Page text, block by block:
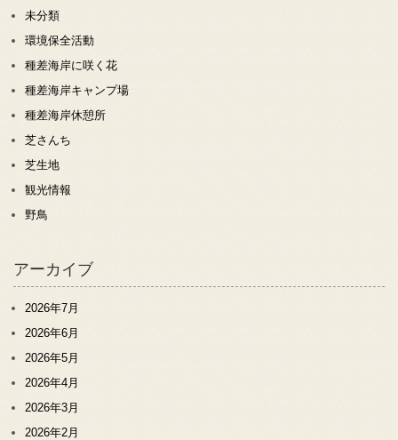
未分類
環境保全活動
種差海岸に咲く花
種差海岸キャンプ場
種差海岸休憩所
芝さんち
芝生地
観光情報
野鳥
アーカイブ
2026年7月
2026年6月
2026年5月
2026年4月
2026年3月
2026年2月